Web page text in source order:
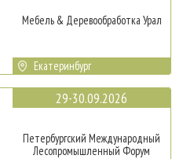
Мебель & Деревообработка Урал
Екатеринбург
29-30.09.2026
Петербургский Международный
Лесопромышленный Форум